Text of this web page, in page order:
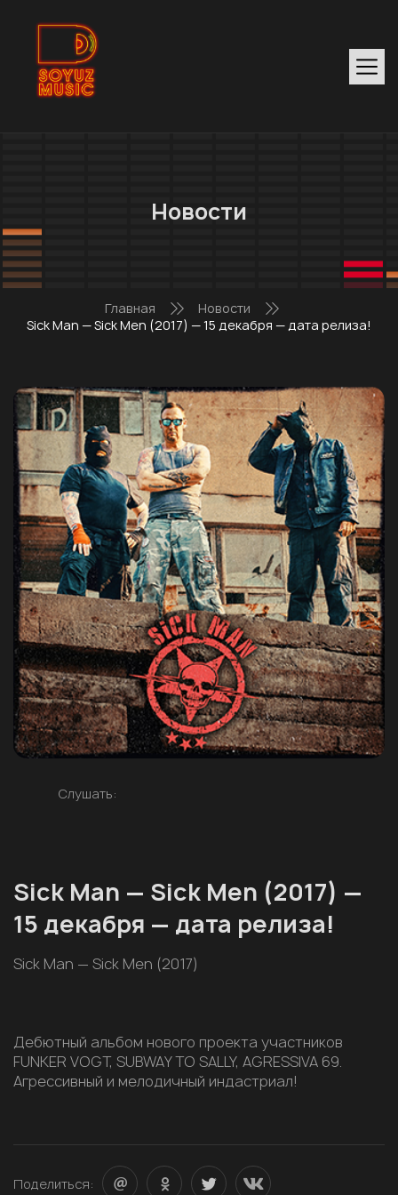
Новости
Главная
Новости
Sick Man — Sick Men (2017) — 15 декабря — дата релиза!
Слушать:
Sick Man — Sick Men (2017) —
15 декабря — дата релиза!
Sick Man — Sick Men (2017)
Дебютный альбом нового проекта участников
FUNKER VOGT, SUBWAY TO SALLY, AGRESSIVA 69.
Агрессивный и мелодичный индастриал!
Поделиться: